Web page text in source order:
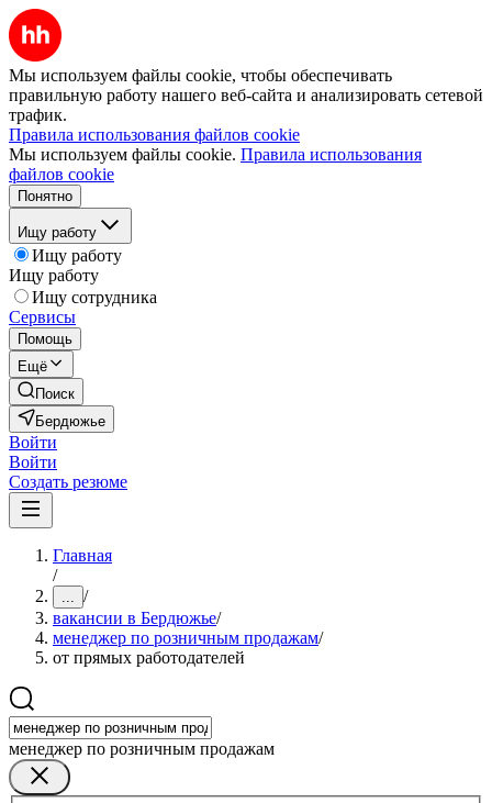
Мы используем файлы cookie, чтобы обеспечивать
правильную работу нашего веб-сайта и анализировать сетевой
трафик.
Правила использования файлов cookie
Мы используем файлы cookie. Правила использования
файлов cookie
Понятно
Ищу работу
Ищу работу
Ищу работу
Ищу сотрудника
Сервисы
Помощь
Ещё
Поиск
Бердюжье
Войти
Войти
Создать резюме
Главная
/
... /
вакансии в Бердюжье/
менеджер по розничным продажам/
от прямых работодателей
менеджер по розничным продажам